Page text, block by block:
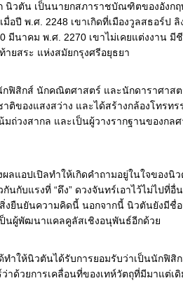
นิวตัน เป็นนายกสภาราชบัณฑิตของอังก
มื่อปี พ.ศ. 2248 เขาเกิดที่เมืองวูลสธอร์ป
มีนาคม พ.ศ. 2270 เขาไม่เคยแต่งงาน
ยสระ แห่งสมัยกรุงศรีอยุธยา
กฟิสิกส์ นักคณิตศาสตร์ และนักดาราศาส
ติของแสงสว่าง และได้สร้างกล้องโทรท
มถ่วงสากล และเป็นผู้วางรากฐานของก
ลแอปเปิลทำให้เกิดคำถามอยู่ในใจของ
กันกับแรงที่ “ดึง” ดวงจันทร์เอาไว้ไม่ไปที่
งยืนยันความคิดนี้ นอกจากนี้ นิวตันยังมีชื่
ป็นผู้พัฒนาแคลคูลัสเชิงอนุพันธ์อีกด้ว
ทำให้นิวตันได้รับการยอมรับว่าเป็นนักฟิสิ
าด้วยการเคลื่อนที่ของเทห์วัตถุที่มีมาแต่เ